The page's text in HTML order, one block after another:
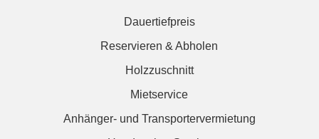
Dauertiefpreis
Reservieren & Abholen
Holzzuschnitt
Mietservice
Anhänger- und Transportervermietung